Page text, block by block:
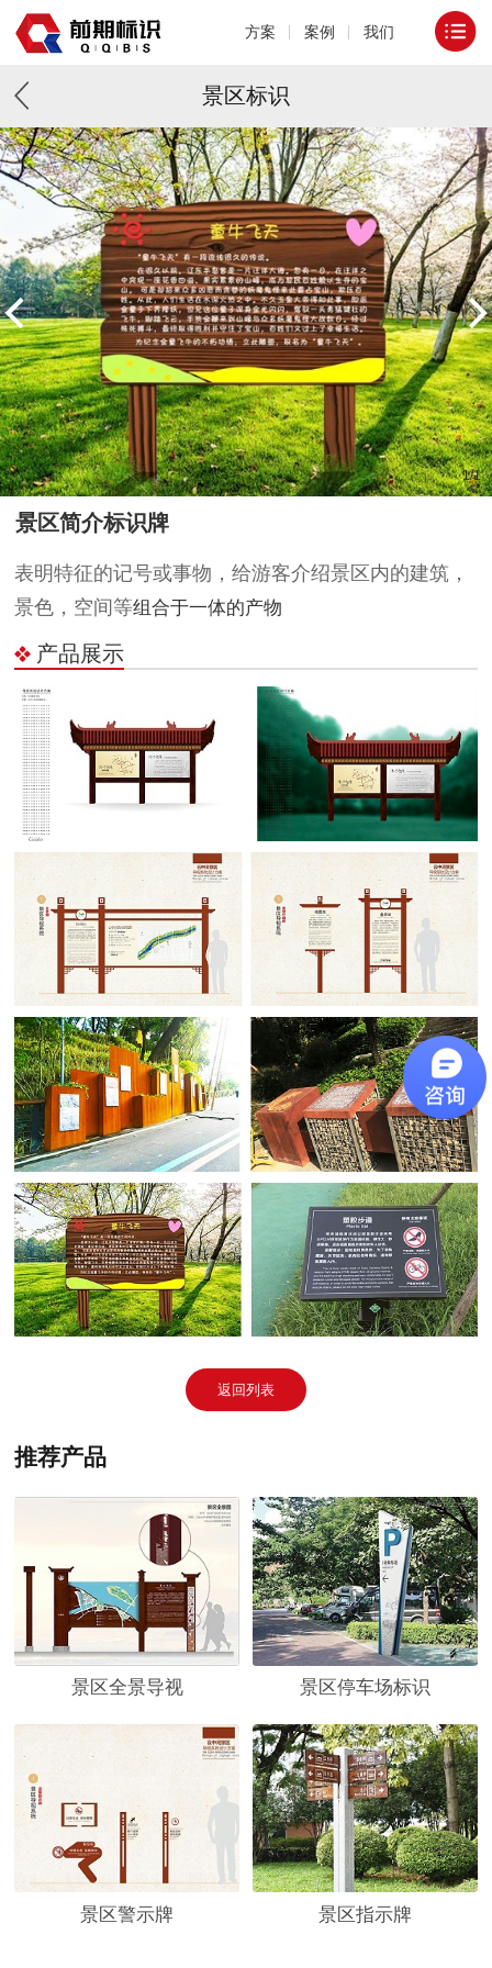
方案 案例 我们
景区标识
1/1
景区简介标识牌
表明特征的记号或事物，给游客介绍景区内的建筑，
景色，空间等组合于一体的产物
产品展示
返回列表
推荐产品
景区全景导视 景区停车场标识
景区警示牌 景区指示牌